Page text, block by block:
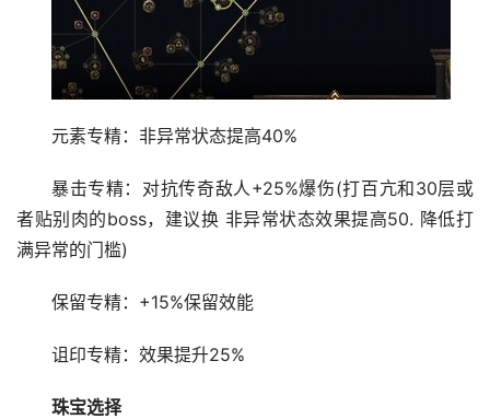
元素专精：非异常状态提高40%
暴击专精：对抗传奇敌人+25%爆伤(打百亢和30层或
者贴别肉的boss，建议换 非异常状态效果提高50. 降低打
满异常的门槛)
保留专精：+15%保留效能
诅印专精：效果提升25%
珠宝选择